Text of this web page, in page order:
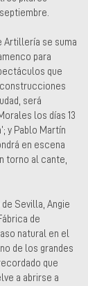
Artillería se suma
para
que
será
los días 13
y Pablo Martín
en escena
torno al cante,
Sevilla, Angie
de
natural en el
de los grandes
que
a abrirse a